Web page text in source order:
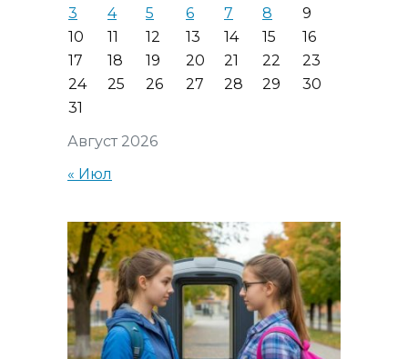
Август 2026
3
4 5 6 7 8
9
10
11 12 13 14 15
16
17
18 19 20 21 22
23
24
25 26 27 28 29
30
31
« Июл